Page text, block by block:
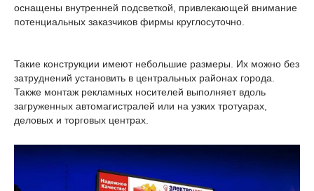
оснащены внутренней подсветкой, привлекающей внимание
потенциальных заказчиков фирмы круглосуточно.
Такие конструкции имеют небольшие размеры. Их можно без
затруднений установить в центральных районах города.
Также монтаж рекламных носителей выполняет вдоль
загруженных автомагистралей или на узких тротуарах,
деловых и торговых центрах.